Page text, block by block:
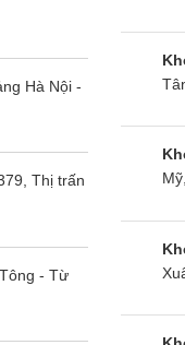
Hà Nội -
Thị trấn
- Từ